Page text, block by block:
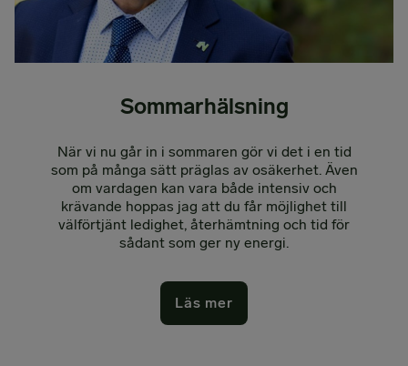
Sommarhälsning
När vi nu går in i sommaren gör vi det i en tid
som på många sätt präglas av osäkerhet. Även
om vardagen kan vara både intensiv och
krävande hoppas jag att du får möjlighet till
välförtjänt ledighet, återhämtning och tid för
sådant som ger ny energi.
Läs mer